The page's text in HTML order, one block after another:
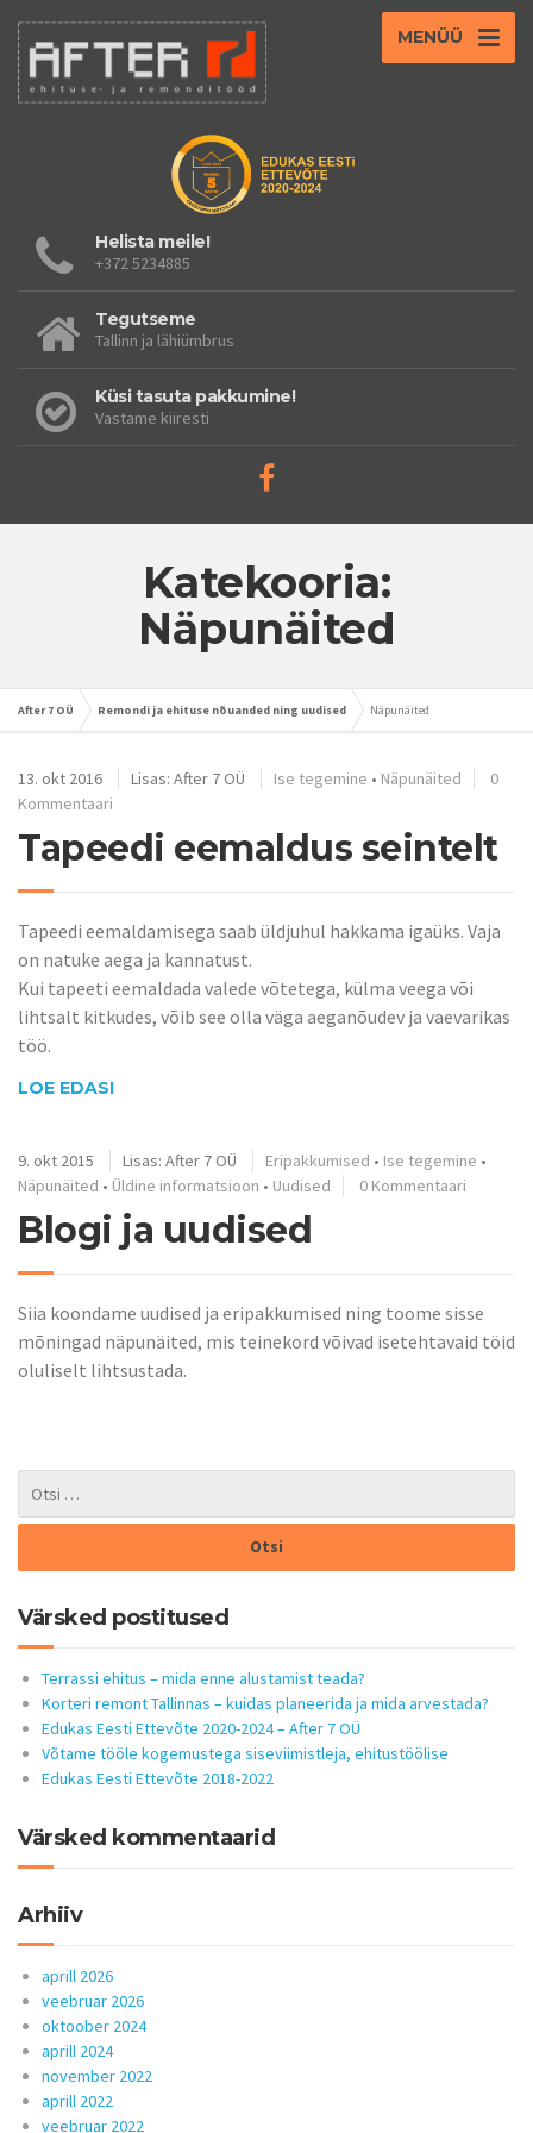
MENÜÜ
Helista meile!
+372 5234885
Tegutseme
Tallinn ja lähiümbrus
Küsi tasuta pakkumine!
Vastame kiiresti
Katekooria:
Näpunäited
After 7 OÜ Remondi ja ehituse nõuanded ning uudised Näpunäited
13. okt 2016 Lisas: After 7 OÜ Ise tegemine • Näpunäited
0
Kommentaari
Tapeedi eemaldus seintelt
Tapeedi eemaldamisega saab üldjuhul hakkama igaüks. Vaja
on natuke aega ja kannatust.
Kui tapeeti eemaldada valede võtetega, külma veega või
lihtsalt kitkudes, võib see olla väga aeganõudev ja vaevarikas
töö.
LOE EDASI
9. okt 2015 Lisas: After 7 OÜ Eripakkumised • Ise tegemine •
Näpunäited • Üldine informatsioon • Uudised 0 Kommentaari
Blogi ja uudised
Siia koondame uudised ja eripakkumised ning toome sisse
mõningad näpunäited, mis teinekord võivad isetehtavaid töid
oluliselt lihtsustada.
Värsked postitused
Terrassi ehitus – mida enne alustamist teada?
Korteri remont Tallinnas – kuidas planeerida ja mida arvestada?
Edukas Eesti Ettevõte 2020-2024 – After 7 OÜ
Võtame tööle kogemustega siseviimistleja, ehitustöölise
Edukas Eesti Ettevõte 2018-2022
Värsked kommentaarid
Arhiiv
aprill 2026
veebruar 2026
oktoober 2024
aprill 2024
november 2022
aprill 2022
veebruar 2022